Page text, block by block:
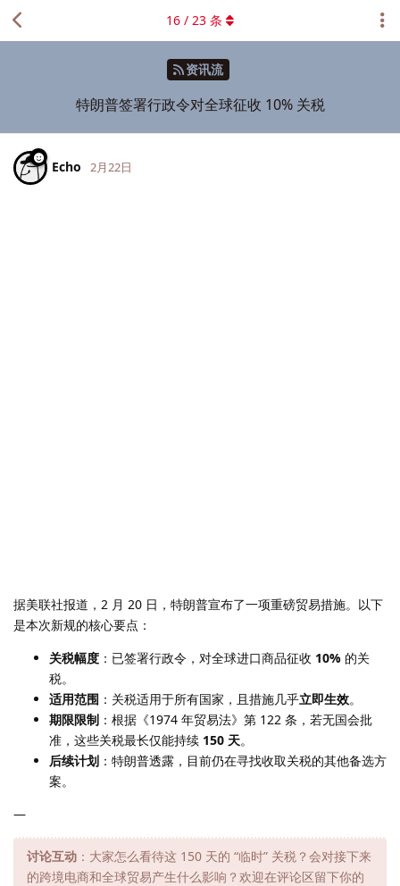
资讯流
特朗普签署行政令对全球征收 10% 关税
16 / 23 条
Echo 2月22日
据美联社报道，2 月 20 日，特朗普宣布了一项重磅贸易措施。以下
是本次新规的核心要点：
关税幅度 ：已签署行政令，对全球进口商品征收 10% 的关
税。
适用范围 ：关税适用于所有国家，且措施几乎立即生效。
期限限制 ：根据《1974 年贸易法》第 122 条，若无国会批
准，这些关税最长仅能持续 150 天。
后续计划 ：特朗普透露，目前仍在寻找收取关税的其他备选方
案。
—
讨论互动 ：大家怎么看待这 150 天的 “临时” 关税？会对接下来
的跨境电商和全球贸易产生什么影响？欢迎在评论区留下你的